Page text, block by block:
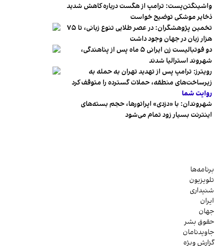
واشینگتن‌پست: ترامپ از هگست درباره کاهش شدید
ذخایر موشکی توضیح خواست
تخمین پژوهشگران: در عصر طلایی تنوع زبانی، تا ۷۵
هزار زبان در جهان وجود داشت
دو فوتبالیست زن ایرانی ۵ ماه پس از پناهندگی،
شهروند استرالیا شدند
رویترز: ترامپ پس از تهدید تهران به حمله به
زیرساخت‌های منطقه، حملات گسترده را متوقف کرد
روایت شما
شهروندان:‌ با «دزدی» اپراتورها، حجم بسته‌های
اینترنت بسیار زود تمام می‌شود
برنامه‌ها
تلویزیون
شنیداری
ایران
جهان
حقوق بشر
جاویدنامان
گزارش ویژه